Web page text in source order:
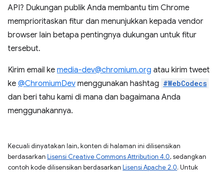
API? Dukungan publik Anda membantu tim Chrome
memprioritaskan fitur dan menunjukkan kepada vendor
browser lain betapa pentingnya dukungan untuk fitur
tersebut.
Kirim email ke media-dev@chromium.org atau kirim tweet
ke @ChromiumDev menggunakan hashtag #WebCodecs
dan beri tahu kami di mana dan bagaimana Anda
menggunakannya.
Kecuali dinyatakan lain, konten di halaman ini dilisensikan
berdasarkan Lisensi Creative Commons Attribution 4.0, sedangkan
contoh kode dilisensikan berdasarkan Lisensi Apache 2.0. Untuk